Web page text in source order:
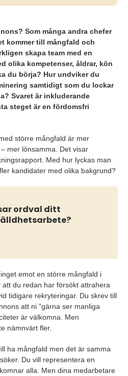
i annonsen påverkar vilka
exkludera kompetenta
faktisk kompetens,
och undvika privata
ökar både mångfalden och
Som många andra chefer
kommer till mångfald och
skapa team med en
olika kompetenser, åldrar, kön
du börja? Hur undviker du
samtidigt som du lockar
Svaret är inkluderande
steget är en fördomsfri
större mångfald är mer
mer lönsamma. Det visar
Med hur lyckas man
kandidater med olika bakgrund?
ordval ditt
emot en större mångfald i
du redan har försökt attrahera
tidigare rekryteringar. Du skrev till
att ni ”gärna ser manliga
är välkomna. Men
nämnvärt fler.
ha mångfald men det är samma
Du vill representera en
alla. Men dina medarbetare